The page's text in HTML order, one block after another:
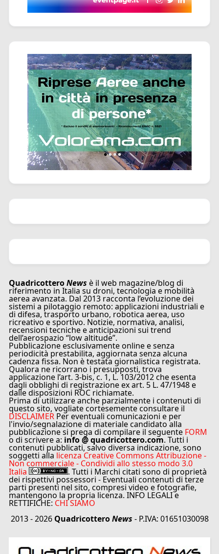
QuadricotteroNews è il web magazine/blog di
riferimento in Italia su droni, tecnologia e mobilità
aerea avanzata. Dal 2013 racconta l’evoluzione dei
sistemi a pilotaggio remoto: applicazioni industriali e
di difesa, trasporto urbano, robotica aerea, uso
ricreativo e sportivo. Notizie, normativa, analisi,
recensioni tecniche e anticipazioni sui trend
dell’aerospazio “low altitude”.
Pubblicazione esclusivamente online e senza
periodicità prestabilita, aggiornata senza alcuna
cadenza fissa. Non è testata giornalistica registrata.
Qualora ne ricorrano i presupposti, trova
applicazione l’art. 3-bis, c. 1, L. 103/2012 che esenta
dagli obblighi di registrazione ex art. 5 L. 47/1948 e
dalle disposizioni ROC richiamate.
Prima di utilizzare anche parzialmente i contenuti di
questo sito, vogliate cortesemente consultare il
DISCLAIMER Per eventuali comunicazioni e per
l'invio/segnalazione di materiale candidato alla
pubblicazione si prega di compilare il seguente FORM
o di scrivere a: info @ quadricottero.com. Tutti i
contenuti pubblicati, salvo diversa indicazione, sono
soggetti alla licenza Creative Commons Attribuzione -
Non commerciale - Condividi allo stesso modo 3.0
Italia . Tutti i Marchi citati sono di proprietà
dei rispettivi possessori - Eventuali contenuti di terze
parti presenti nel sito, compresi video e fotografie,
mantengono la propria licenza. INFO LEGALI e
RETTIFICHE: CHI SIAMO
2013 - 2026 QuadricotteroNews - P.IVA: 01651030098